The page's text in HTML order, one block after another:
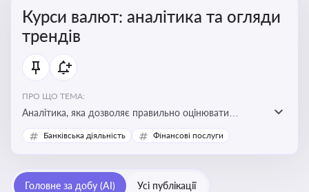
Курси валют: аналітика та огляди
трендів
ПРО ЩО ТЕМА:
Аналітика, яка дозволяє правильно оцінювати
фінансові ризики та планувати витрати. Зміни в
курсах валют можуть вплинути на собівартість
Банківська діяльність Фінансові послуги
Головне за добу (AI) Усі публікації